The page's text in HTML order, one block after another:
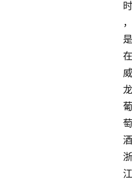
时
，
是
在
威
龙
葡
萄
酒
浙
江